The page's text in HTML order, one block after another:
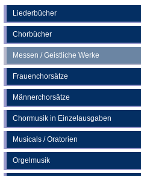
Liederbücher
Chorbücher
Messen / Geistliche Werke
Frauenchorsätze
Männerchorsätze
Chormusik in Einzelausgaben
Musicals / Oratorien
Orgelmusik